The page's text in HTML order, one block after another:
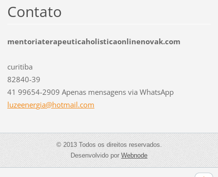
Contato
mentoriaterapeuticaholisticaonlinenovak.com
curitiba
82840-39
41 99654-2909 Apenas mensagens via WhatsApp
luzeenergia@hotmail.com
© 2013 Todos os direitos reservados.
Desenvolvido porWebnode